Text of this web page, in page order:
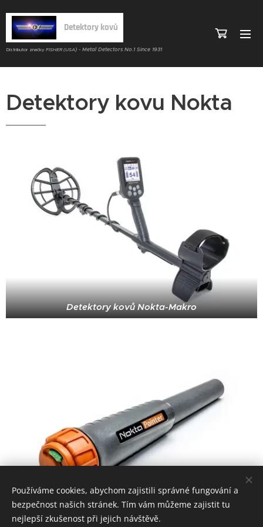
Detektory kovů
Distributor značky FISHER (USA) - Metal Detectors No.1 Since 1931
Detektory kovu Nokta
Detektory kovů Nokta-Makro
Dohledávací detektory
Používáme cookies, abychom zajistili správné fungování a
bezpečnost našich stránek. Tím vám můžeme zajistit tu
nejlepší zkušenost při jejich návštěvě.